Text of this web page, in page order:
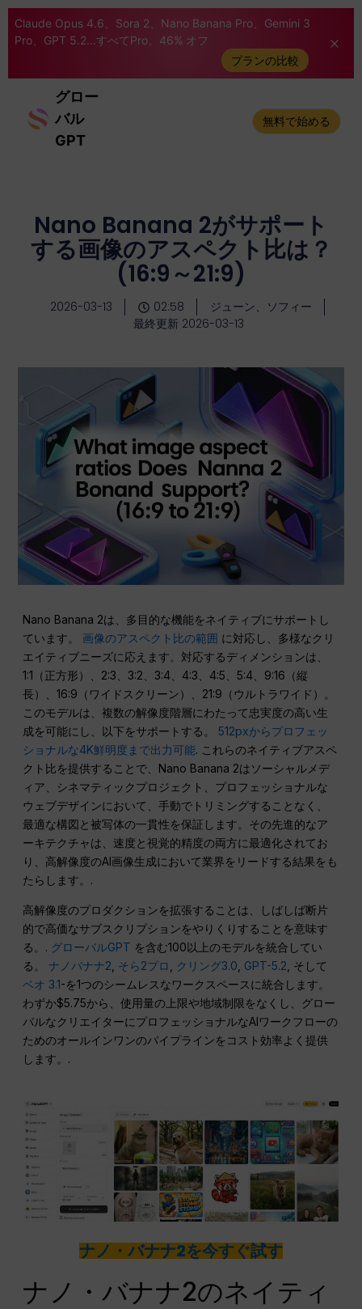
Claude Opus 4.6、Sora 2、Nano Banana Pro、Gemini 3
Pro、GPT 5.2...すべてPro。46% オフ
プランの比較
グロー
バル
GPT
無料で始める
Nano Banana 2がサポート
する画像のアスペクト比は？
(16:9～21:9)
2026-03-13 02:58
ジューン、ソフィー
最終更新 2026-03-13
Nano Banana 2は、多目的な機能をネイティブにサポートし
ています。 画像のアスペクト比の範囲 に対応し、多様なクリ
エイティブニーズに応えます。対応するディメンションは、
1:1（正方形）、2:3、3:2、3:4、4:3、4:5、5:4、9:16（縦
長）、16:9（ワイドスクリーン）、21:9（ウルトラワイド）。
このモデルは、複数の解像度階層にわたって忠実度の高い生
成を可能にし、以下をサポートする。512pxからプロフェッ
ショナルな4K鮮明度まで出力可能. これらのネイティブアスペ
クト比を提供することで、Nano Banana 2はソーシャルメデ
ィア、シネマティックプロジェクト、プロフェッショナルな
ウェブデザインにおいて、手動でトリミングすることなく、
最適な構図と被写体の一貫性を保証します。その先進的なア
ーキテクチャは、速度と視覚的精度の両方に最適化されてお
り、高解像度のAI画像生成において業界をリードする結果をも
たらします。.
高解像度のプロダクションを拡張することは、しばしば断片
的で高価なサブスクリプションをやりくりすることを意味す
る。. グローバルGPT を含む100以上のモデルを統合してい
る。ナノバナナ2 そら2プロ クリング3.0 GPT-5.2 , そして
ベオ 3.1-を1つのシームレスなワークスペースに統合します。
わずか$5.75から、使用量の上限や地域制限をなくし、グロー
バルなクリエイターにプロフェッショナルなAIワークフローの
ためのオールインワンのパイプラインをコスト効率よく提供
します。.
ナノ・バナナ2を今すぐ試す
ナノ・バナナ2のネイティ